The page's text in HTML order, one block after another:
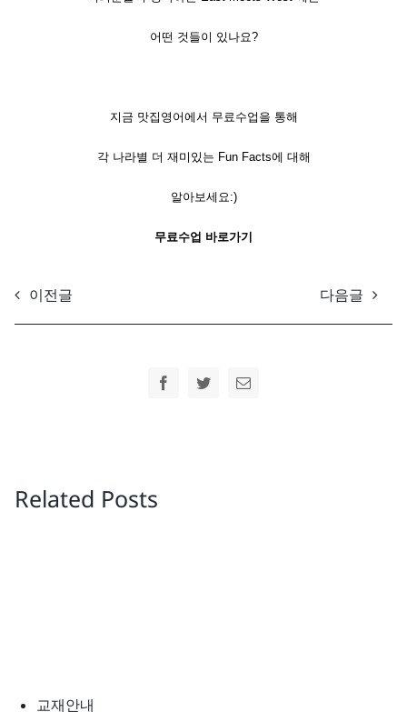
어떤 것들이 있나요?
지금 맛집영어에서 무료수업을 통해
각 나라별 더 재미있는 Fun Facts에 대해
알아보세요:)
무료수업 바로가기
이전글 다음글
FacebookTwitterEmail
Related Posts
교재안내